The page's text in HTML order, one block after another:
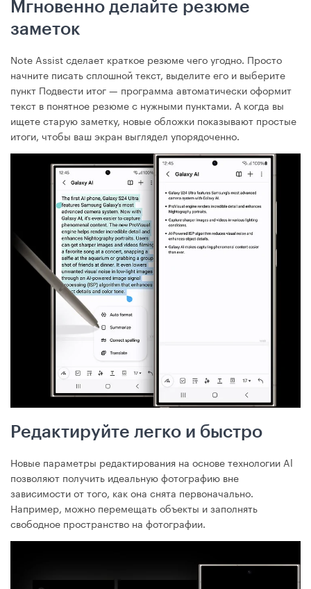
Мгновенно делайте резюме
заметок
Note Assist сделает краткое резюме чего угодно. Просто
начните писать сплошной текст, выделите его и выберите
пункт Подвести итог — программа автоматически оформит
текст в понятное резюме с нужными пунктами. А когда вы
ищете старую заметку, новые обложки показывают простые
итоги, чтобы ваш экран выглядел упорядоченно.
Редактируйте легко и быстро
Новые параметры редактирования на основе технологии Al
позволяют получить идеальную фотографию вне
зависимости от того, как она снята первоначально.
Например, можно перемещать объекты и заполнять
свободное пространство на фотографии.